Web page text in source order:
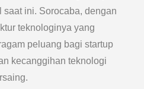
ini. Sorocaba, dengan
teknologinya yang
peluang bagi startup
kecanggihan teknologi